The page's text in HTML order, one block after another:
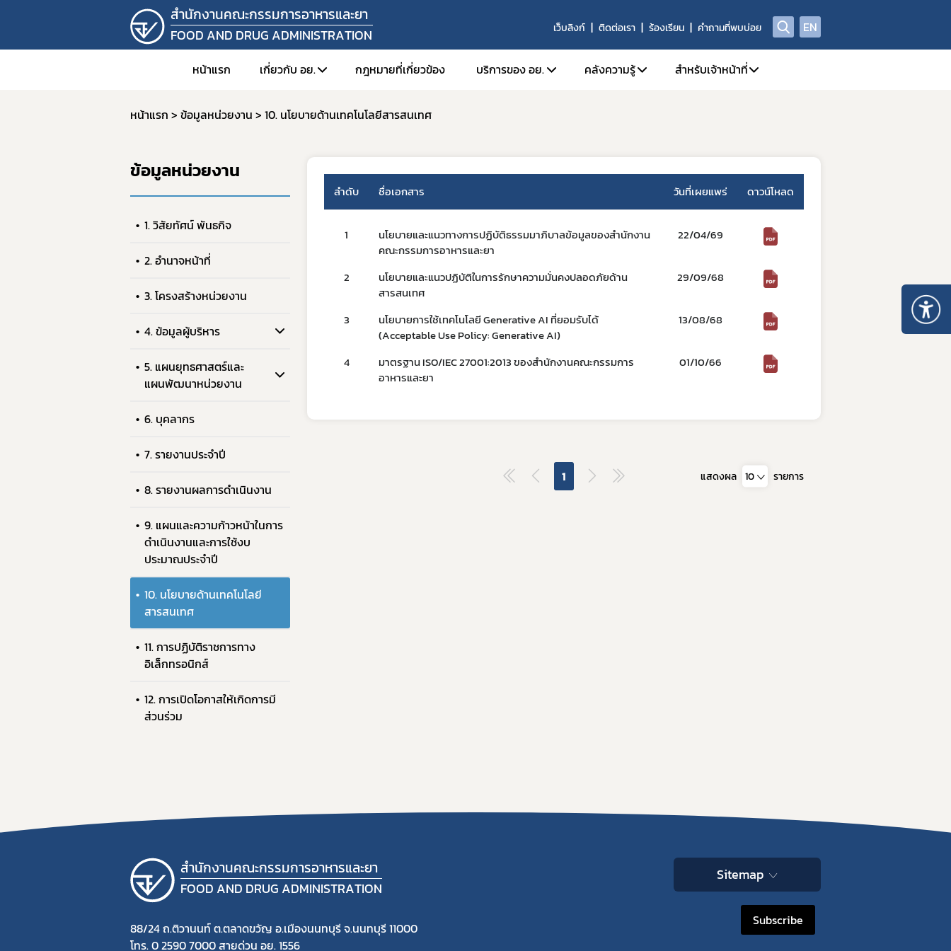
สำนักงานคณะกรรมการอาหารและยา
FOOD AND DRUG ADMINISTRATION เว็บลิงก์ ติดต่อเรา ร้องเรียน คำถามที่พบบ่อย EN
หน้าแรก เกี่ยวกับ อย.
3. โครงสร้างหน่วยงาน
4. ข้อมูลผู้บริหาร
5. แผนยุทธศาสตร์และแผนพัฒนาหน่วยงาน
8. รายงานผลการดำเนินงาน
9. แผนและความก้าวหน้าในการดำเนินงานและการใช้งบประมาณประจำปี
10. นโยบายด้านเทคโนโลยีสารสนเทศ
11. การปฏิบัติราชการทางอิเล็กทรอนิกส์
กฎหมายที่เกี่ยวข้อง บริการของ อย.
3. การยื่นคำขอผ่านระบบอิเล็กทรอนิกส์ e-Submission
6. การส่งเสริมการส่งออกผลิตภัณฑ์สุขภาพ
9. หลักเกณฑ์การนำตราสัญลักษณ์รางวัล อย. ควอลิตี้ อวอร์ด
10. ข้อมูลสถิติต่าง ๆ
คลังความรู้
3. ศูนย์วิทยบริการ
สำหรับเจ้าหน้าที่
3. DPIS
4. workD Platform
6. แบบฟอร์ม เจ้าหน้าที่
8. การอบรมของเจ้าหน้าที่ อย.
9. การเรียนรู้ Online (e-learning)
10. หลักเกณฑ์การบริหารทรัพยากรบุคคล
หน้าแรก ข้อมูลหน่วยงาน 10. นโยบายด้านเทคโนโลยีสารสนเทศ
ข้อมูลหน่วยงาน
1. วิสัยทัศน์ พันธกิจ
2. อำนาจหน้าที่
3. โครงสร้างหน่วยงาน
4. ข้อมูลผู้บริหาร
5. แผนยุทธศาสตร์และ
แผนพัฒนาหน่วยงาน
6. บุคลากร
7. รายงานประจำปี
8. รายงานผลการดำเนินงาน
9. แผนและความก้าวหน้าในการ
ดำเนินงานและการใช้งบ
ประมาณประจำปี
10. นโยบายด้านเทคโนโลยี
สารสนเทศ
11. การปฏิบัติราชการทาง
อิเล็กทรอนิกส์
12. การเปิดโอกาสให้เกิดการมี
ส่วนร่วม
ลำดับ ชื่อเอกสาร วันที่เผยแพร่ ดาวน์โหลด
1
นโยบายและแนวทางการปฏิบัติธรรมมาภิบาลข้อมูลของสำนักงาน
คณะกรรมการอาหารและยา
22/04/69
2
นโยบายและแนวปฏิบัติในการรักษาความมั่นคงปลอดภัยด้าน
สารสนเทศ
29/09/68
3
นโยบายการใช้เทคโนโลยี Generative AI ที่ยอมรับได้
(Acceptable Use Policy: Generative AI)
13/08/68
4
มาตรฐาน ISO/IEC 27001:2013 ของสำนักงานคณะกรรมการ
อาหารและยา
01/10/66
1 แสดงผล 10 รายการ
สำนักงานคณะกรรมการอาหารและยา
FOOD AND DRUG ADMINISTRATION
88/24 ถ.ติวานนท์ ต.ตลาดขวัญ อ.เมืองนนทบุรี จ.นนทบุรี 11000
โทร. 0 2590 7000 สายด่วน อย. 1556
Sitemap
Subscribe
Subscribe